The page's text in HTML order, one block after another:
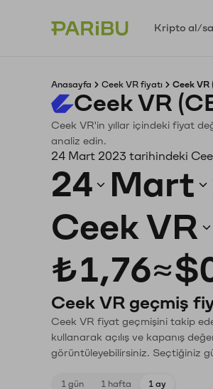
Kripto al/
Anasayfa Ceek VR fiyatı Ceek VR
Ceek VR
Ceek VR'in yıllar içindeki fiyat
analiz edin.
24 Mart 2023 tarihindeki
24 Mart
Ceek VR
₺1,76≈
Ceek VR geçmiş
Ceek VR fiyat geçmişini takip
kullanarak açılış ve kapanış
görüntüleyebilirsiniz. Seçtiğiniz
1 gün 1 hafta 1 ay